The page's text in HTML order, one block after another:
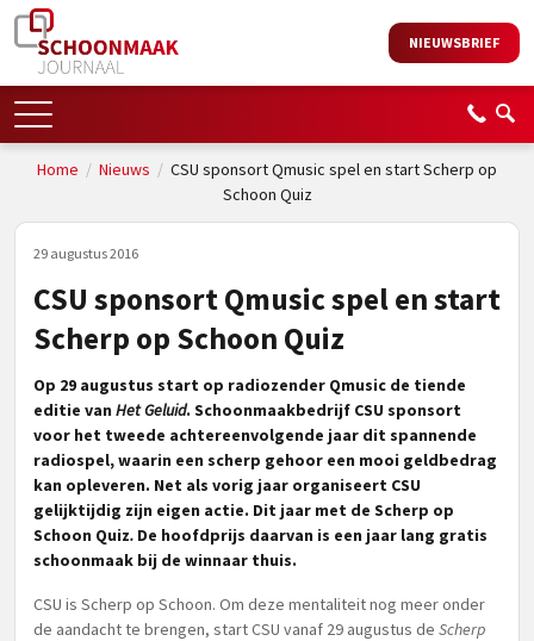
NIEUWSBRIEF
Home / Nieuws / CSU sponsort Qmusic spel en start Scherp op
Schoon Quiz
29 augustus 2016
CSU sponsort Qmusic spel en start
Scherp op Schoon Quiz
Op 29 augustus start op radiozender Qmusic de tiende
editie van Het Geluid. Schoonmaakbedrijf CSU sponsort
voor het tweede achtereenvolgende jaar dit spannende
radiospel, waarin een scherp gehoor een mooi geldbedrag
kan opleveren. Net als vorig jaar organiseert CSU
gelijktijdig zijn eigen actie. Dit jaar met de Scherp op
Schoon Quiz. De hoofdprijs daarvan is een jaar lang gratis
schoonmaak bij de winnaar thuis.
CSU is Scherp op Schoon. Om deze mentaliteit nog meer onder
de aandacht te brengen, start CSU vanaf 29 augustus de Scherp